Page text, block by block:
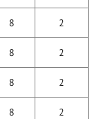
8 2
8 2
8 2
8 2